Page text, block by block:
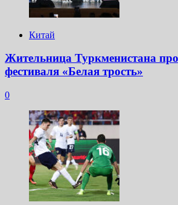
Китай
Жительница Туркменистана
фестиваля «Белая трость»
0